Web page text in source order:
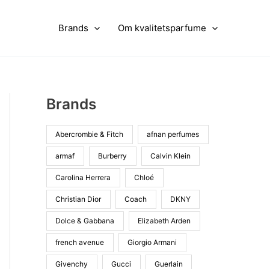
Brands Om kvalitetsparfume
Brands
Abercrombie & Fitch afnan perfumes
armaf Burberry Calvin Klein
Carolina Herrera Chloé
Christian Dior Coach DKNY
Dolce & Gabbana Elizabeth Arden
french avenue Giorgio Armani
Givenchy Gucci Guerlain